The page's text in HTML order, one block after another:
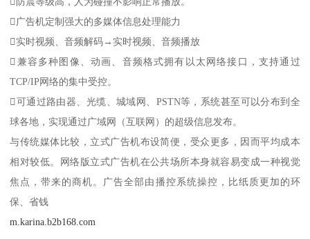
广告机定制强大的多媒体信息处理能力
实时视频、音频解码→实时视频、音频播放
兼容多种图像、动画、音频格式拥有以太网络接口，支持通过
TCP/IP网络的集中受控。
可通过路由器、光缆、城域网、PSTN等，系统甚至可以分布到全
球各地，实现通过广域网（互联网）的超级信息发布。
与传统媒体比较，立式广告机布设简便，受众更多，因而平均成本
相对较低。网络版立式广告机在公共场所本身就容易变成一种视觉
焦点，带来的商机。广告全部由播控系统操控，比纸质更加的环
保、省钱
m.karina.b2b168.com